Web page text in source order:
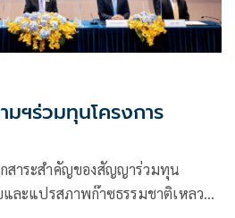
ฯร่วมทุนโครงการ
สาระสำคัญของสัญญาร่วมทุน
และแปรสภาพก๊าซธรรมชาติเหลว